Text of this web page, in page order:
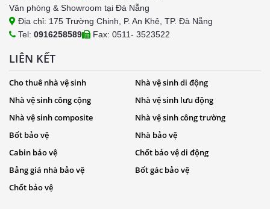
Văn phòng & Showroom tại Đà Nẵng
Địa chỉ: 175 Trường Chinh, P. An Khê, TP. Đà Nẵng
Tel: 0916258589 Fax: 0511- 3523522
LIÊN KẾT
Cho thuê nhà vệ sinh
Nhà vệ sinh di động
Nhà vệ sinh công cộng
Nhà vệ sinh lưu động
Nhà vệ sinh composite
Nhà vệ sinh công trường
Bốt bảo vệ
Nhà bảo vệ
Cabin bảo vệ
Chốt bảo vệ di động
Bảng giá nhà bảo vệ
Bốt gác bảo vệ
Chốt bảo vệ